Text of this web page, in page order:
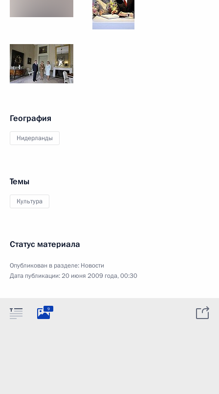
География
Нидерланды
Темы
Культура
Статус материала
Опубликован в разделе: Новости
Дата публикации:20 июня 2009 года, 00:30
9